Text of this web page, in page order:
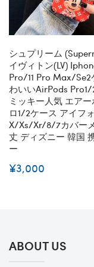
シュプリーム
イヴィトン(LV)
Pro/11 Pro Max/se2
わいいAirPods Pro1/
ミッキー人気 エア
ロ1/2ケース アイフ
X/xs/xr/8/7カバー
丈 ディズニー 韓国
ー
¥3,000
ABOUT US